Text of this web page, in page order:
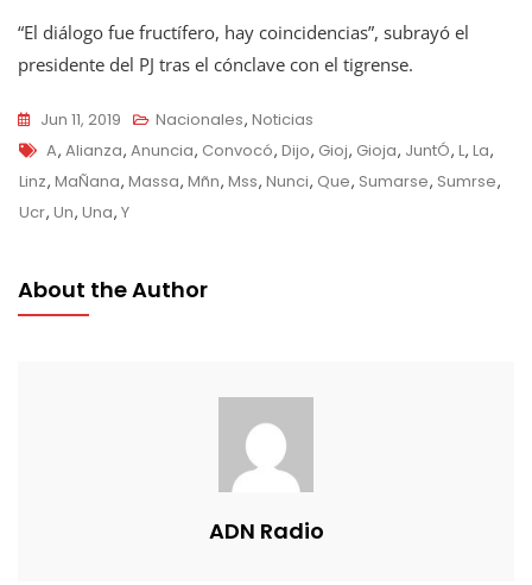
“El diálogo fue fructífero, hay coincidencias”, subrayó el
presidente del PJ tras el cónclave con el tigrense.
Jun 11, 2019 Nacionales, Noticias
Tags
A, Alianza, Anuncia, Convocó, Dijo, Gioj, Gioja, JuntÓ, L, La,
Linz, MaÑana, Massa, Mñn, Mss, Nunci, Que, Sumarse, Sumrse,
Ucr, Un, Una, Y
About the Author
ADN Radio